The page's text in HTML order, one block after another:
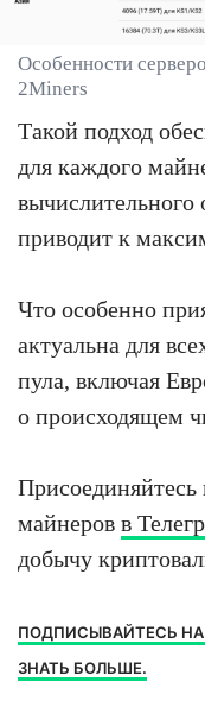
Особенности
2Miners
Такой подход
для каждого
вычислительного
приводит к
Что особенно
актуальна для
пула, включая
о происходящем
майнеров в
добычу
ПОДПИСЫВАЙТЕСЬ НА
ЗНАТЬ БОЛЬШЕ.